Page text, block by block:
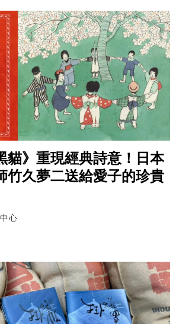
貓》重現經典詩意！日本
竹久夢二送給愛子的珍貴
心